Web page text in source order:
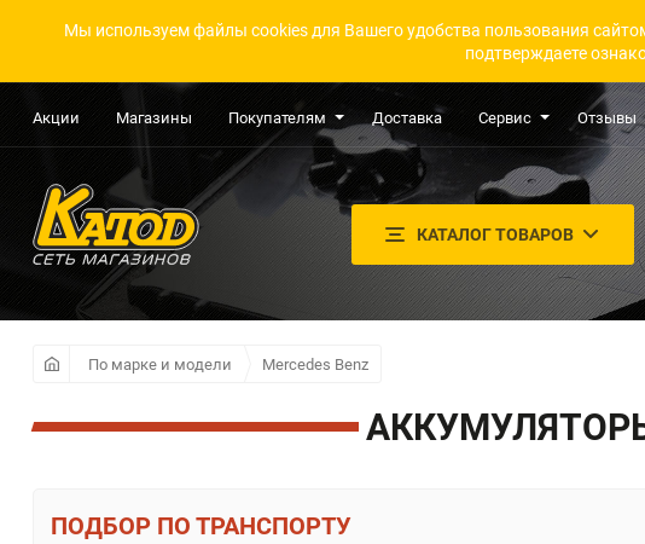
Мы используем файлы cookies для Вашего удобства пользования
подтверждаете
Акции Магазины Покупателям Доставка Сервис Отзывы
КАТАЛОГ ТОВАРОВ
По марке и модели Mercedes Benz
АККУМУЛЯТОРЫ
ПО ТРАНСПОРТУ